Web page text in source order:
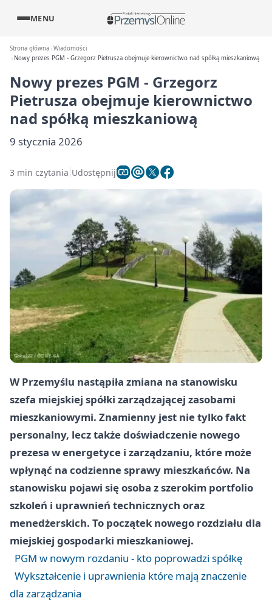
MENU
Strona główna Wiadomości
Nowy prezes PGM - Grzegorz Pietrusza obejmuje kierownictwo nad spółką mieszkaniową
Nowy prezes PGM - Grzegorz
Pietrusza obejmuje kierownictwo
nad spółką mieszkaniową
9 stycznia 2026
3 min czytania Udostępnij
W Przemyślu nastąpiła zmiana na stanowisku
szefa miejskiej spółki zarządzającej zasobami
mieszkaniowymi. Znamienny jest nie tylko fakt
personalny, lecz także doświadczenie nowego
prezesa w energetyce i zarządzaniu, które może
wpłynąć na codzienne sprawy mieszkańców. Na
stanowisku pojawi się osoba z szerokim portfolio
szkoleń i uprawnień technicznych oraz
menedżerskich. To początek nowego rozdziału dla
miejskiej gospodarki mieszkaniowej.
PGM w nowym rozdaniu - kto poprowadzi spółkę
Wykształcenie i uprawnienia które mają znaczenie
dla zarządzania